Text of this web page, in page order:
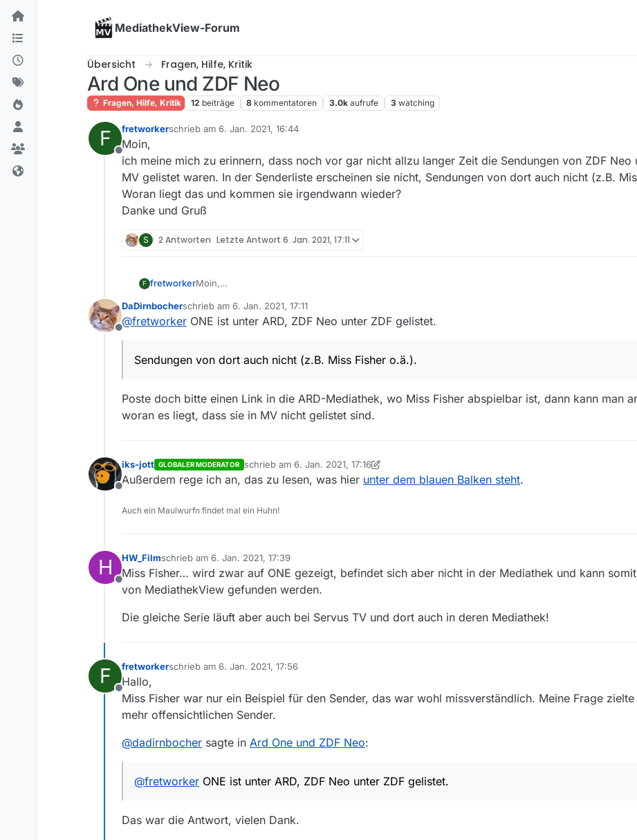
Skip to content
MediathekView-Forum
Übersicht Fragen, Hilfe, Kritik
Ard One und ZDF Neo
Fragen, Hilfe, Kritik 12 beiträge 8 kommentatoren 3.0k aufrufe 3 watching
F
Offline
fretworkerschrieb am 6. Jan. 2021, 16:44
zuletzt editiert von
Moin,
ich meine mich zu erinnern, dass noch vor gar nicht allzu langer Zeit die Sendungen von ZDF Neo
MV gelistet waren. In der Senderliste erscheinen sie nicht, Sendungen von dort auch nicht (z.B.
Woran liegt das und kommen sie irgendwann wieder?
Danke und Gruß
S 2 Antworten Letzte Antwort 6. Jan. 2021, 17:11
F fretworkerMoin,
gelistet waren. In der Senderliste erscheinen sie nicht, Sendungen von dort auch nicht (z.B. Miss
liegt das und kommen sie irgendwann wieder?
Offline
DaDirnbocherschrieb am 6. Jan. 2021, 17:11
zuletzt editiert von
@fretworker ONE ist unter ARD, ZDF Neo unter ZDF gelistet.
Sendungen von dort auch nicht (z.B. Miss Fisher o.ä.).
Poste doch bitte einen Link in die ARD-Mediathek, wo Miss Fisher abspielbar ist, dann kann man
woran es liegt, dass sie in MV nicht gelistet sind.
Offline
iks-jott GLOBALER MODERATOR schrieb am 6. Jan. 2021, 17:16
zuletzt editiert von iks-jott1. Juni 2021, 18:18
Außerdem rege ich an, das zu lesen, was hier unter dem blauen Balken steht.
Auch ein Maulwurfn findet mal ein Huhn!
H
Offline
HW_Filmschrieb am 6. Jan. 2021, 17:39
zuletzt editiert von
Miss Fisher… wird zwar auf ONE gezeigt, befindet sich aber nicht in der Mediathek und kann
von MediathekView gefunden werden.
Die gleiche Serie läuft aber auch bei Servus TV und dort auch in deren Mediathek!
F
Offline
fretworkerschrieb am 6. Jan. 2021, 17:56
zuletzt editiert von
Hallo,
Miss Fisher war nur ein Beispiel für den Sender, das war wohl missverständlich. Meine Frage
mehr offensichtlichen Sender.
@dadirnbocher sagte in Ard One und ZDF Neo:
@fretworker ONE ist unter ARD, ZDF Neo unter ZDF gelistet.
Das war die Antwort, vielen Dank.